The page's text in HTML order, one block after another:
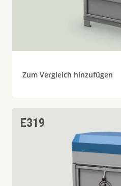
Zum Vergleich hinzufügen
E319